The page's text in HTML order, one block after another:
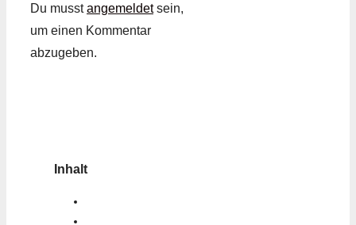
Du musstangemeldetsein,
um einen Kommentar
abzugeben.
Inhalt